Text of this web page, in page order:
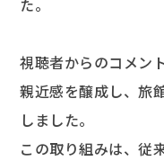
た。
視聴者からのコメン
親近感を醸成し、旅
しました。
この取り組みは、従